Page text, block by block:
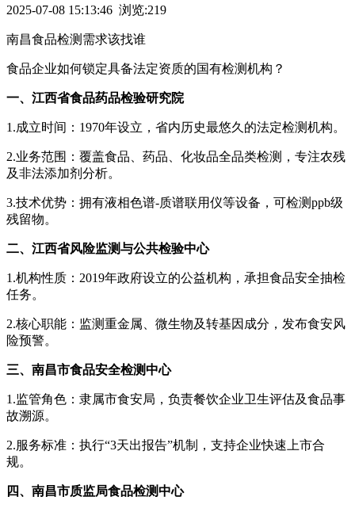
2025-07-08 15:13:46 浏览:219
南昌食品检测需求该找谁
食品企业如何锁定具备法定资质的国有检测机构？
一、江西省食品药品检验研究院
1.成立时间：1970年设立，省内历史最悠久的法定检测机构。
2.业务范围：覆盖食品、药品、化妆品全品类检测，专注农残
及非法添加剂分析。
3.技术优势：拥有液相色谱-质谱联用仪等设备，可检测ppb级
残留物。
二、江西省风险监测与公共检验中心
1.机构性质：2019年政府设立的公益机构，承担食品安全抽检
任务。
2.核心职能：监测重金属、微生物及转基因成分，发布食安风
险预警。
三、南昌市食品安全检测中心
1.监管角色：隶属市食安局，负责餐饮企业卫生评估及食品事
故溯源。
2.服务标准：执行“3天出报告”机制，支持企业快速上市合
规。
四、南昌市质监局食品检测中心